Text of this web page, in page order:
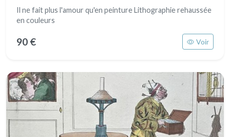
Il ne fait plus l'amour qu'en peinture Lithographie rehaussée
en couleurs
90 € Voir